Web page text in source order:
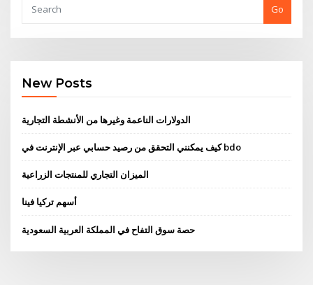
Go
New Posts
الدولارات الناعمة وغيرها من الأنشطة التجارية
كيف يمكنني التحقق من رصيد حسابي عبر الإنترنت في bdo
الميزان التجاري للمنتجات الزراعية
أسهم تركيا فينا
حصة سوق التفاح في المملكة العربية السعودية